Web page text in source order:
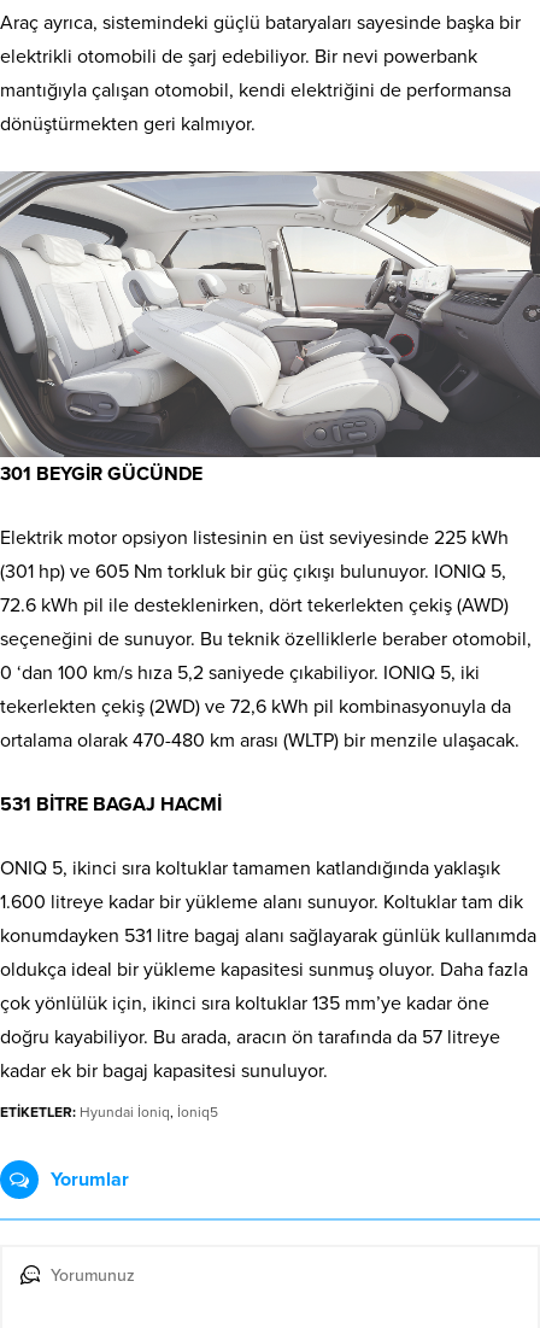
Araç ayrıca, sistemindeki güçlü bataryaları sayesinde başka bir
elektrikli otomobili de şarj edebiliyor. Bir nevi powerbank
mantığıyla çalışan otomobil, kendi elektriğini de performansa
dönüştürmekten geri kalmıyor.
301 BEYGİR GÜCÜNDE
Elektrik motor opsiyon listesinin en üst seviyesinde 225 kWh
(301 hp) ve 605 Nm torkluk bir güç çıkışı bulunuyor. IONIQ 5,
72.6 kWh pil ile desteklenirken, dört tekerlekten çekiş (AWD)
seçeneğini de sunuyor. Bu teknik özelliklerle beraber otomobil,
0 ‘dan 100 km/s hıza 5,2 saniyede çıkabiliyor. IONIQ 5, iki
tekerlekten çekiş (2WD) ve 72,6 kWh pil kombinasyonuyla da
ortalama olarak 470-480 km arası (WLTP) bir menzile ulaşacak.
531 BİTRE BAGAJ HACMİ
ONIQ 5, ikinci sıra koltuklar tamamen katlandığında yaklaşık
1.600 litreye kadar bir yükleme alanı sunuyor. Koltuklar tam dik
konumdayken 531 litre bagaj alanı sağlayarak günlük kullanımda
oldukça ideal bir yükleme kapasitesi sunmuş oluyor. Daha fazla
çok yönlülük için, ikinci sıra koltuklar 135 mm’ye kadar öne
doğru kayabiliyor. Bu arada, aracın ön tarafında da 57 litreye
kadar ek bir bagaj kapasitesi sunuluyor.
ETİKETLER: Hyundai İoniq, İoniq5
Yorumlar